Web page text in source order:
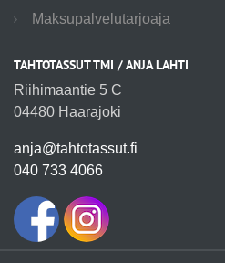
Maksupalvelutarjoaja
TAHTOTASSUT TMI / ANJA LAHTI
Riihimaantie 5 C
04480 Haarajoki
anja@tahtotassut.fi
040 733 4066